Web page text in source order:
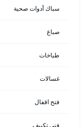
سباك أدوات صحية
صباغ
طباخات
غسالات
فتح اقفال
فني تكييف